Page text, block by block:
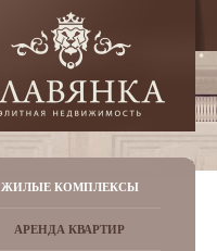
ЖИЛЫЕ КОМПЛЕКСЫ
АРЕНДА КВАРТИР